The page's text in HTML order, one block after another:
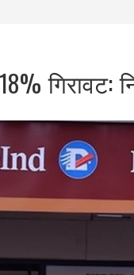
गिरावट: